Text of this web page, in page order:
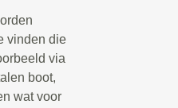
vinden die
via
boot,
wat voor